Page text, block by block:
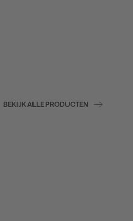
BEKIJK ALLE PRODUCTEN